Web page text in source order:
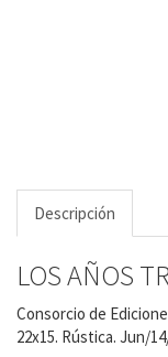
Descripción
LOS AÑOS
Consorcio de
22x15. Rústica. Jun/